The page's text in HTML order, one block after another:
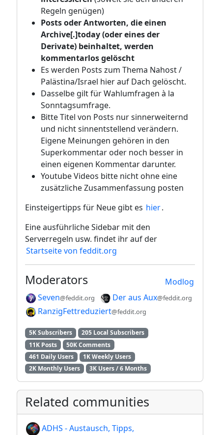
Regeln genügen)
Posts oder Antworten, die einen
Archive[.]today (oder eines der
Derivate) beinhaltet, werden
kommentarlos gelöscht
Es werden Posts zum Thema Nahost /
Palästina/Israel hier auf Dach gelöscht.
Dasselbe gilt für Wahlumfragen à la
Sonntagsumfrage.
Bitte Titel von Posts nur sinnerweiternd
und nicht sinnentstellend verändern.
Eigene Meinungen gehören in den
Superkommentar oder noch besser in
einen eigenen Kommentar darunter.
Youtube Videos bitte nicht ohne eine
zusätzliche Zusammenfassung posten
Einsteigertipps für Neue gibt es hier.
Eine ausführliche Sidebar mit den
Serverregeln usw. findet ihr auf der
Startseite von feddit.org
Modlog
Moderators
Seven@feddit.org Der aus Aux@feddit.org
RanzigFettreduziert@feddit.org
5K Subscribers
205 Local Subscribers
11K Posts
50K Comments
461 Daily Users
1K Weekly Users
2K Monthly Users
3K Users / 6 Months
Related communities
ADHS - Austausch, Tipps,